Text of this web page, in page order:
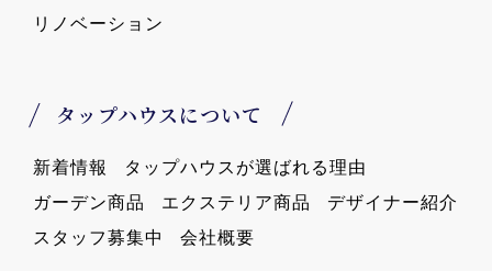
リノベーション
タップハウスについて
新着情報
タップハウスが選ばれる理由
ガーデン商品
エクステリア商品
デザイナー紹介
スタッフ募集中
会社概要